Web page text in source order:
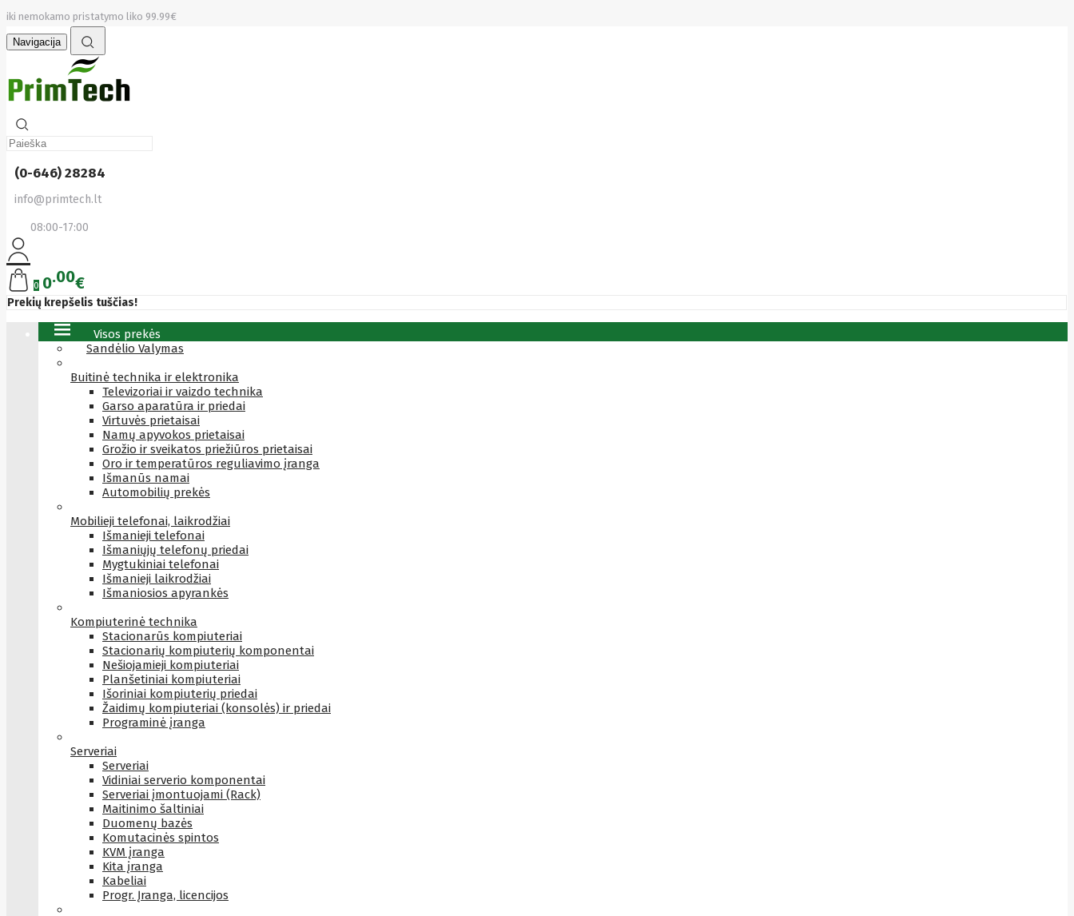
iki nemokamo pristatymo liko 99.99€
Navigacija
(0-646) 28284
info@primtech.lt
08:00-17:00
0 0 00€
Prekių krepšelis tuščias!
Visos prekės
Sandėlio Valymas
Buitinė technika ir elektronika
Televizoriai ir vaizdo technika
Garso aparatūra ir priedai
Virtuvės prietaisai
Namų apyvokos prietaisai
Grožio ir sveikatos priežiūros prietaisai
Oro ir temperatūros reguliavimo įranga
Išmanūs namai
Automobilių prekės
Mobilieji telefonai, laikrodžiai
Išmanieji telefonai
Išmaniųjų telefonų priedai
Mygtukiniai telefonai
Išmanieji laikrodžiai
Išmaniosios apyrankės
Kompiuterinė technika
Stacionarūs kompiuteriai
Stacionarių kompiuterių komponentai
Nešiojamieji kompiuteriai
Planšetiniai kompiuteriai
Išoriniai kompiuterių priedai
Žaidimų kompiuteriai (konsolės) ir priedai
Programinė įranga
Serveriai
Serveriai
Vidiniai serverio komponentai
Serveriai įmontuojami (Rack)
Maitinimo šaltiniai
Duomenų bazės
Komutacinės spintos
KVM įranga
Kita įranga
Kabeliai
Progr. Įranga, licencijos